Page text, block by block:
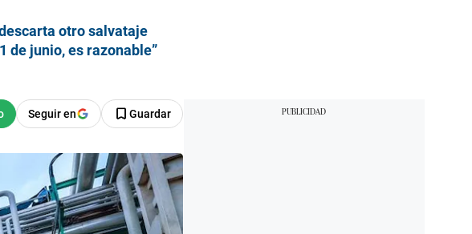
otro salvataje
de junio, es razonable”
Seguir en Guardar